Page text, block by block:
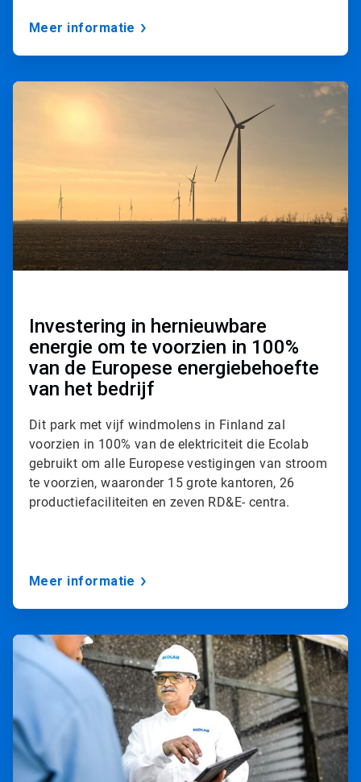
Meer informatie
A
l
e
2
ˑ
Investering in hernieuwbare
energie om te voorzien in 100%
van de Europese energiebehoefte
van het bedrijf​​​​​​​
Dit park met vijf windmolens in Finland zal
voorzien in 100% van de elektriciteit die Ecolab
gebruikt om alle Europese vestigingen van stroom
te voorzien, waaronder 15 grote kantoren, 26
productiefaciliteiten en zeven RD&E- centra.
Meer informatie
A
l
e
T